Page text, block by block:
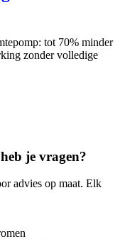
tot 70% minder
zonder volledige
je vragen?
advies op maat. Elk